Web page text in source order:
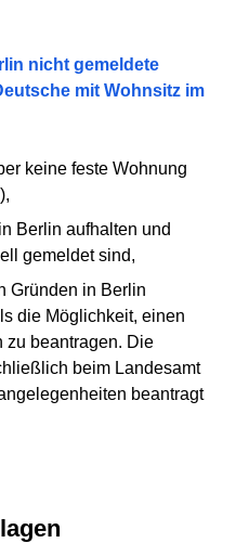
nicht gemeldete
mit Wohnsitz im
keine feste Wohnung
Berlin aufhalten und
gemeldet sind,
Gründen in Berlin
die Möglichkeit, einen
zu beantragen. Die
beim Landesamt
beantragt